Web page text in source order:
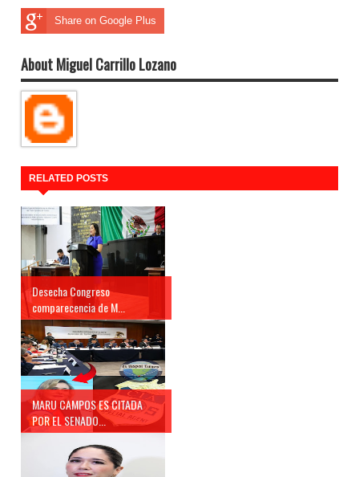
Share on Google Plus
About Miguel Carrillo Lozano
RELATED POSTS
Desecha Congreso
comparecencia de M...
MARU CAMPOS ES CITADA
POR EL SENADO...